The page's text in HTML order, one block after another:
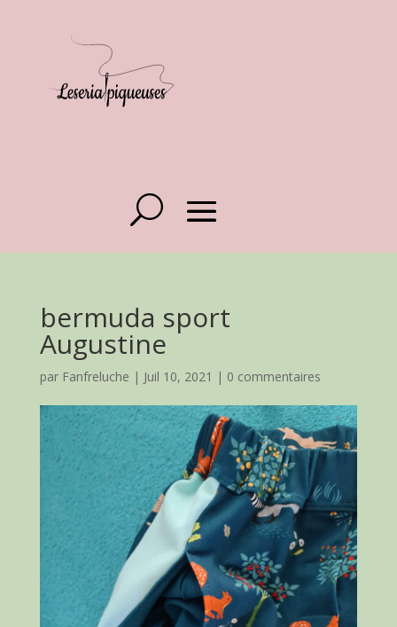
bermuda sport
Augustine
par Fanfreluche | Juil 10, 2021 | 0 commentaires